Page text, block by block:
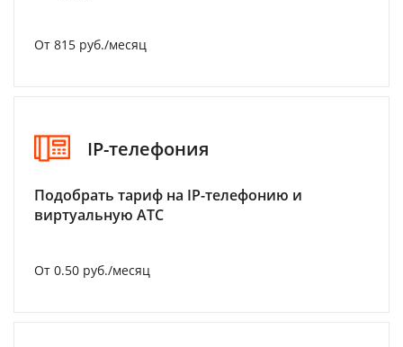
От 815 руб./месяц
IP-телефония
Подобрать тариф на IP-телефонию и
виртуальную АТС
От 0.50 руб./месяц